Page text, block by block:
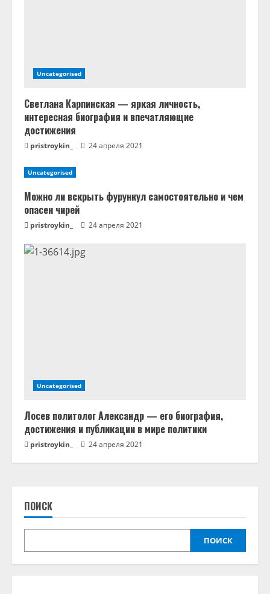
Uncategorised
Светлана Карпинская — яркая личность,
интересная биография и впечатляющие
достижения
pristroykin_ 24 апреля 2021
Uncategorised
Можно ли вскрыть фурункул самостоятельно и чем
опасен чирей
pristroykin_ 24 апреля 2021
Uncategorised
Лосев политолог Александр — его биография,
достижения и публикации в мире политики
pristroykin_ 24 апреля 2021
ПОИСК
ПОИСК